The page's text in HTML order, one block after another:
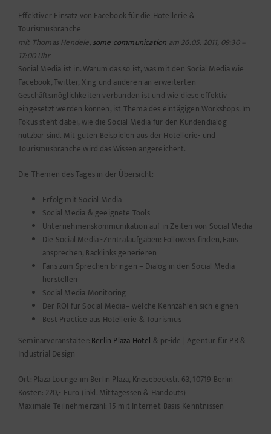
Effektiver Einsatz von Facebook für die Hotellerie &
Tourismusbranche
mit Thomas Hendele,some communication am 26.05. 2011, 09:30 –
17:00 Uhr
Social Media ist in. Warum das so ist, was mit den Social Media wie
Facebook, Twitter, Xing und anderen an erweiterten
Geschäftsmöglichkeiten verbunden ist und wie diese effektiv
eingesetzt werden können, ist Thema des eintägigen Workshops. Im
Fokus steht dabei,wie die Social Media für den Kundendialog
nutzbar sind. Mit guten Beispielen aus der Hotellerie- und
Tourismusbranche wird das Wissen angereichert.
Die Themen des Tages in der Übersicht:
Erfolg mit Social Media
Social Media & geeignete Tools
Unternehmenskommunikation auf in Zeiten von Social Media
Die Social Media -Zentralaufgaben: Followers finden, Fans
ansprechen, Backlinks generieren
Fans zum Sprechen bringen – Dialog in den Social Media
herstellen
Social Media Monitoring
Der ROI für Social Media– welche Kennzahlen sich eignen
Best Practice aus Hotellerie & Tourismus
Seminarveranstalter:Berlin Plaza Hotel & pr-ide | Agentur für PR &
Industrial Design
Ort: Plaza Lounge im Berlin Plaza, Knesebeckstr. 63, 10719 Berlin
Kosten: 220,- Euro (inkl. Mittagessen & Handouts)
Maximale Teilnehmerzahl: 15 mit Internet-Basis-Kenntnissen